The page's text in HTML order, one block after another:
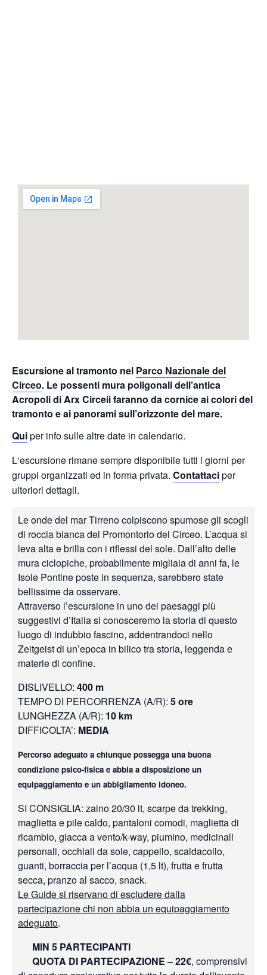
Escursione al tramonto nel Parco Nazionale del
Circeo. Le possenti mura poligonali dell’antica
Acropoli di Arx Circeii faranno da cornice ai colori del
tramonto e ai panorami sull’orizzonte del mare.
Quiper info sulle altre date in calendario.
L‘escursione rimane sempre disponibile tutti i giorni per
gruppi organizzati ed in forma privata. Contattaciper
ulteriori dettagli.
Le onde del mar Tirreno colpiscono spumose gli scogli
di roccia bianca del Promontorio del Circeo. L’acqua si
leva alta e brilla con i riflessi del sole. Dall’alto delle
mura ciclopiche, probabilmente migliaia di anni fa, le
Isole Pontine poste in sequenza, sarebbero state
bellissime da osservare.
Attraverso l’escursione in uno dei paesaggi più
suggestivi d’Italia si conosceremo la storia di questo
luogo di indubbio fascino, addentrandoci nello
Zeitgeist di un’epoca in bilico tra storia, leggenda e
materie di confine.
DISLIVELLO: 400 m
TEMPO DI PERCORRENZA (A/R): 5 ore
LUNGHEZZA (A/R): 10 km
DIFFICOLTA’: MEDIA
Percorso adeguato a chiunque possegga una buona
condizione psico-fisica e abbia a disposizione un
equipaggiamento e un abbigliamento idoneo.
SI CONSIGLIA: zaino 20/30 lt, scarpe da trekking,
maglietta e pile caldo, pantaloni comodi, maglietta di
ricambio, giacca a vento/k-way, piumino, medicinali
personali, occhiali da sole, cappello, scaldacollo,
guanti, borraccia per l’acqua (1,5 lt), frutta e frutta
secca, pranzo al sacco, snack.
Le Guide si riservano di escludere dalla
partecipazione chi non abbia un equipaggiamento
adeguato.
MIN 5 PARTECIPANTI
QUOTA DI PARTECIPAZIONE – 22€, comprensivi